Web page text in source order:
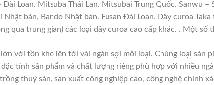
Loan. Mitsuba Thái Lan. Mitsubai Trung Quốc. Sanwu
bản, Bando Nhật bản. Fusan Đài Loan. Dây curoa
qua trung gian) các loại dây curoa cao cấp khác. . Một số
với tồn kho lên tới vài ngàn sợi mỗi loại. Chủng loại sản
tính sản phẩm và chất lượng riêng phù hợp với nhiều
thuỷ sản, sản xuất công nghiệp cao, công nghệ chính